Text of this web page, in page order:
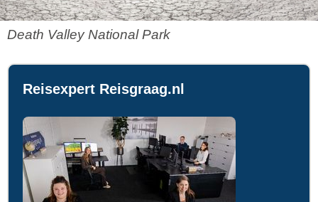
Death Valley National Park
Reisexpert Reisgraag.nl